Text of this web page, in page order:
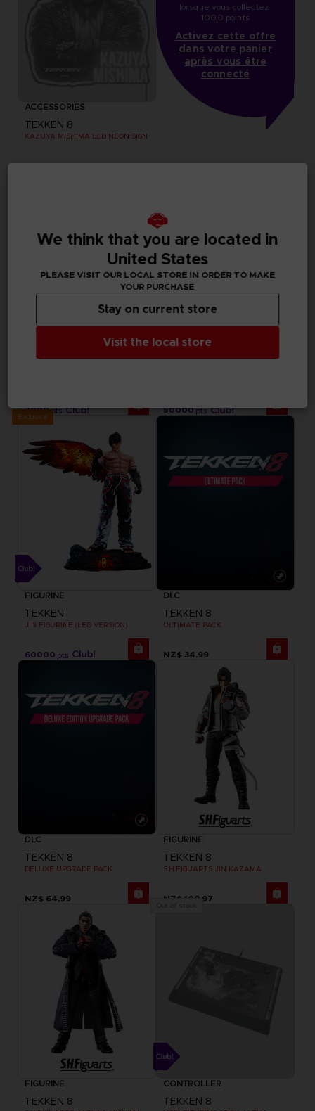
ACCESSORIES
TEKKEN 8
KAZUYA MISHIMA LED NEON SIGN
NZ$ 308,77
lorsque vous collectez
1000 points
Activez cette offre
dans votre panier
après vous être
connecté
7000pts 50000pts
Exclusive
FIGURINE
TEKKEN
JIN FIGURINE (LED VERSION)
60000 pts
DLC
TEKKEN 8
ULTIMATE PACK
NZ$ 34,99
DLC
TEKKEN 8
DELUXE UPGRADE PACK
NZ$ 64,99
FIGURINE
TEKKEN 8
S.H.FIGUARTS JIN KAZAMA
NZ$ 108,97
FIGURINE
TEKKEN 8
CONTROLLER
TEKKEN 8
We think that you are located in
United States
PLEASE VISIT OUR LOCAL STORE IN ORDER TO MAKE
YOUR PURCHASE
Visit the local store
Stay on current store